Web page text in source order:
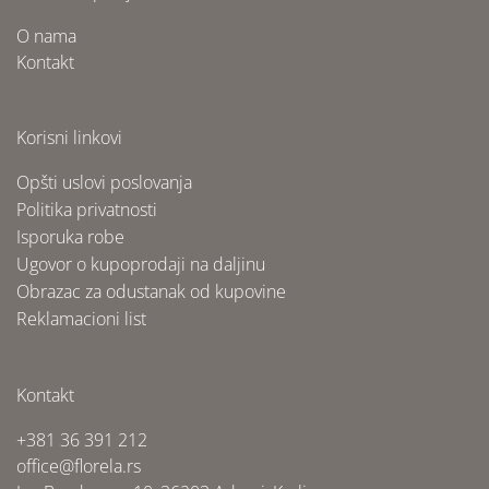
O nama
Kontakt
Korisni linkovi
Opšti uslovi poslovanja
Politika privatnosti
Isporuka robe
Ugovor o kupoprodaji na daljinu
Obrazac za odustanak od kupovine
Reklamacioni list
Kontakt
+381 36 391 212
office@florela.rs